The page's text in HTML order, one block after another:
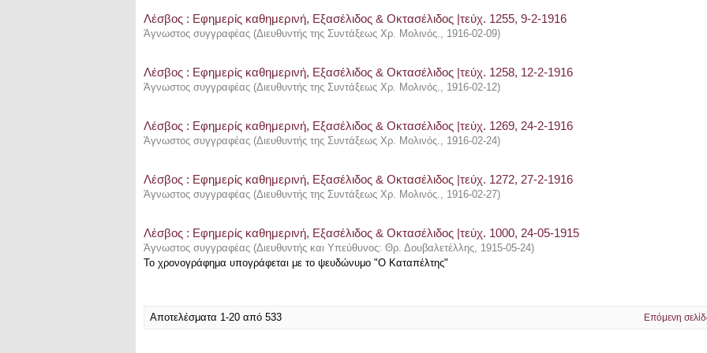
Λέσβος : Eφημερίς καθημερινή, Εξασέλιδος & Οκτασέλιδος |τεύχ. 1255, 9-2-1916
Άγνωστος συγγραφέας (Διευθυντής της Συντάξεως Χρ. Μολινός., 1916-02-09)
Λέσβος : Eφημερίς καθημερινή, Εξασέλιδος & Οκτασέλιδος |τεύχ. 1258, 12-2-1916
Άγνωστος συγγραφέας (Διευθυντής της Συντάξεως Χρ. Μολινός., 1916-02-12)
Λέσβος : Eφημερίς καθημερινή, Εξασέλιδος & Οκτασέλιδος |τεύχ. 1269, 24-2-1916
Άγνωστος συγγραφέας (Διευθυντής της Συντάξεως Χρ. Μολινός., 1916-02-24)
Λέσβος : Eφημερίς καθημερινή, Εξασέλιδος & Οκτασέλιδος |τεύχ. 1272, 27-2-1916
Άγνωστος συγγραφέας (Διευθυντής της Συντάξεως Χρ. Μολινός., 1916-02-27)
Λέσβος : Eφημερίς καθημερινή, Εξασέλιδος & Οκτασέλιδος |τεύχ. 1000, 24-05-1915
Άγνωστος συγγραφέας (Διευθυντής και Υπεύθυνος: Θρ. Δουβαλετέλλης, 1915-05-24)
Το χρονογράφημα υπογράφεται με το ψευδώνυμο "Ο Καταπέλτης"
Αποτελέσματα 1-20 από 533 Επόμενη